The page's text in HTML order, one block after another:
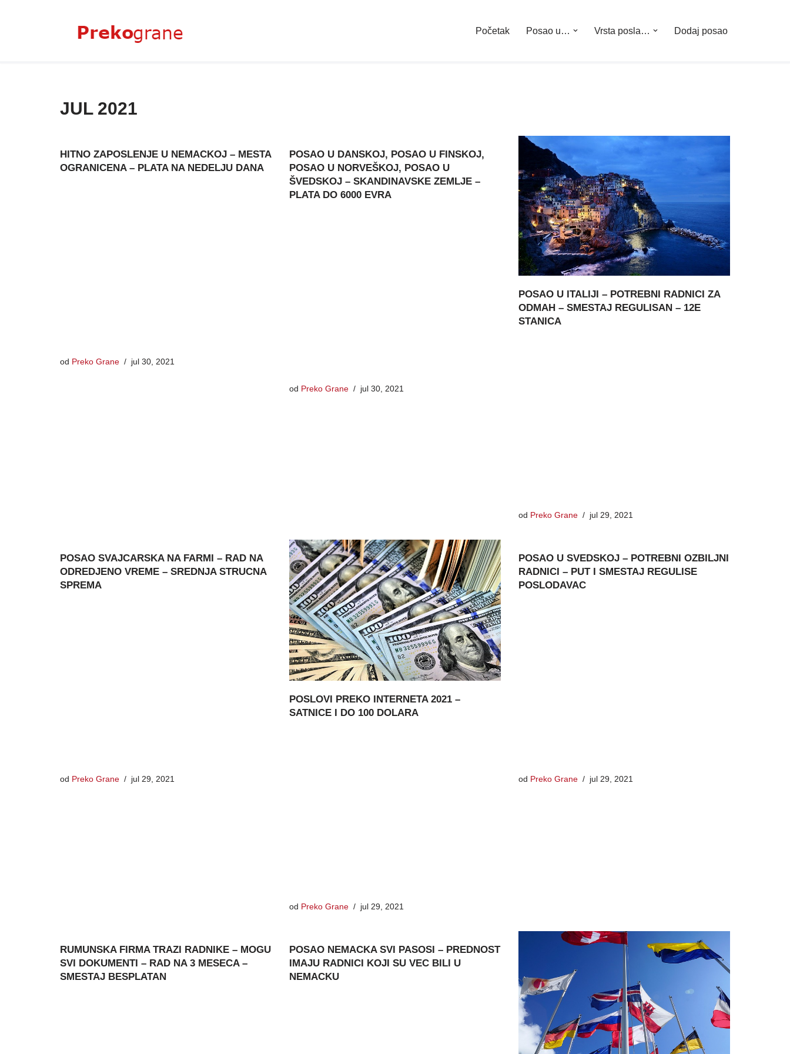
Početak Posao u… Vrsta posla… Dodaj posao
JUL 2021
HITNO ZAPOSLENJE U NEMACKOJ – MESTA
OGRANICENA – PLATA NA NEDELJU DANA
od Preko Grane jul 30, 2021
POSAO U DANSKOJ, POSAO U FINSKOJ,
POSAO U NORVEŠKOJ, POSAO U
ŠVEDSKOJ – SKANDINAVSKE ZEMLJE –
PLATA DO 6000 EVRA
od Preko Grane jul 30, 2021
POSAO U ITALIJI – POTREBNI RADNICI ZA
ODMAH – SMESTAJ REGULISAN – 12E
STANICA
od Preko Grane jul 29, 2021
POSAO SVAJCARSKA NA FARMI – RAD NA
ODREDJENO VREME – SREDNJA STRUCNA
SPREMA
od Preko Grane jul 29, 2021
POSLOVI PREKO INTERNETA 2021 –
SATNICE I DO 100 DOLARA
od Preko Grane jul 29, 2021
POSAO U SVEDSKOJ – POTREBNI OZBILJNI
RADNICI – PUT I SMESTAJ REGULISE
POSLODAVAC
od Preko Grane jul 29, 2021
RUMUNSKA FIRMA TRAZI RADNIKE – MOGU
SVI DOKUMENTI – RAD NA 3 MESECA –
SMESTAJ BESPLATAN
POSAO NEMACKA SVI PASOSI – PREDNOST
IMAJU RADNICI KOJI SU VEC BILI U
NEMACKU